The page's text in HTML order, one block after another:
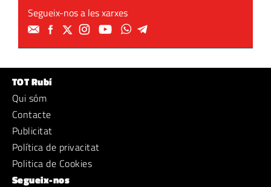
Segueix-nos a les xarxes
TOT Rubí
Qui sóm
Contacte
Publicitat
Política de privacitat
Politica de Cookies
Segueix-nos